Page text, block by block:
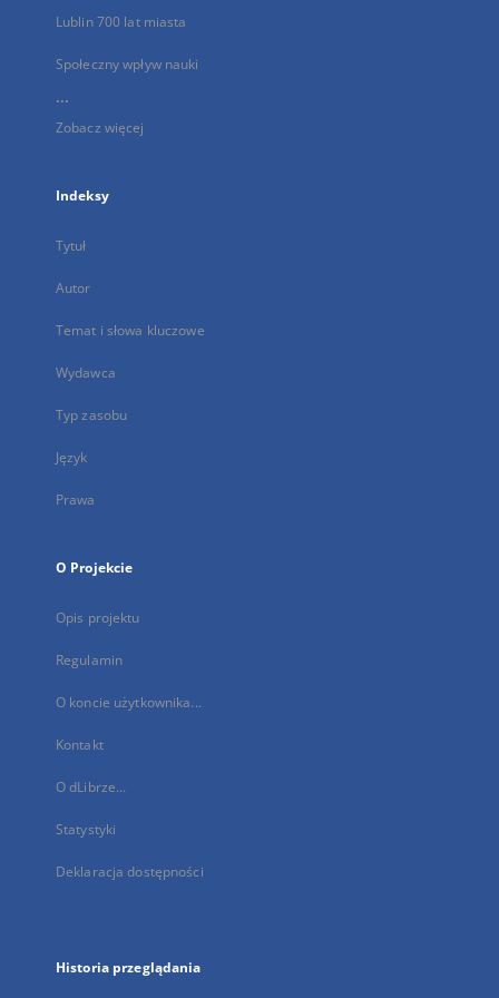
Lublin 700 lat miasta
Społeczny wpływ nauki
...
Zobacz więcej
Indeksy
Tytuł
Autor
Temat i słowa kluczowe
Wydawca
Typ zasobu
Język
Prawa
O Projekcie
Opis projektu
Regulamin
O koncie użytkownika...
Kontakt
O dLibrze...
Statystyki
Deklaracja dostępności
Historia przeglądania